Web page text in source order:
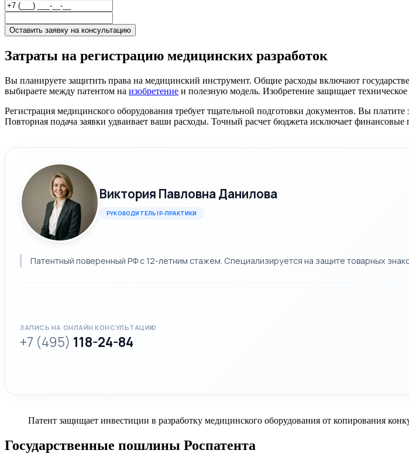
Оставить заявку на консультацию
Затраты на регистрацию медицинских разработок
Вы планируете защитить права на медицинский инструмент. Общие расходы включают
выбираете между патентом на изобретение и полезную модель. Изобретение защищает
Регистрация медицинского оборудования требует тщательной подготовки документов. Вы
Повторная подача заявки удваивает ваши расходы. Точный расчет бюджета исключает
Виктория Павловна Данилова
РУКОВОДИТЕЛЬ IP-ПРАКТИКИ
Патентный поверенный РФ с 12-летним стажем. Специализируется на защите товарных
ЗАПИСЬ НА ОНЛАЙН КОНСУЛЬТАЦИЮ
+7 (495) 118-24-84
Патент защищает инвестиции в разработку медицинского оборудования от копирования
Государственные пошлины Роспатента